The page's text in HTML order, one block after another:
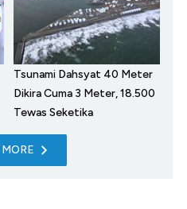
Tsunami Dahsyat 40 Meter
Dikira Cuma 3 Meter, 18.500
Tewas Seketika